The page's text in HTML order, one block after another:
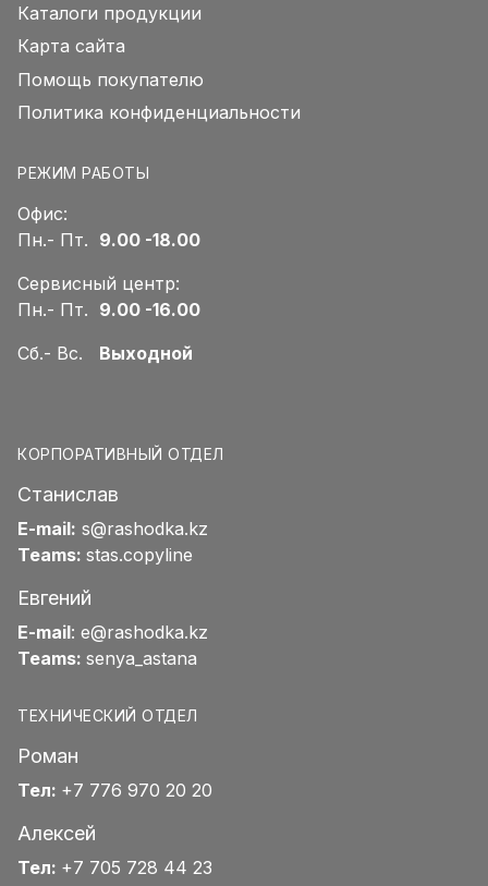
Каталоги продукции
Карта сайта
Помощь покупателю
Политика конфиденциальности
РЕЖИМ РАБОТЫ
Офис:
Пн.- Пт. 9.00 -18.00
Сервисный центр:
Пн.- Пт. 9.00 -16.00
Сб.- Вс. Выходной
КОРПОРАТИВНЫЙ ОТДЕЛ
Станислав
E-mail: s@rashodka.kz
Teams: stas.copyline
Евгений
E-mail: e@rashodka.kz
Teams: senya_astana
ТЕХНИЧЕСКИЙ ОТДЕЛ
Роман
Тел: +7 776 970 20 20
Алексей
Тел: +7 705 728 44 23